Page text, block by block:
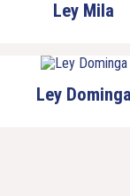
Ley Mila
Ley Dominga